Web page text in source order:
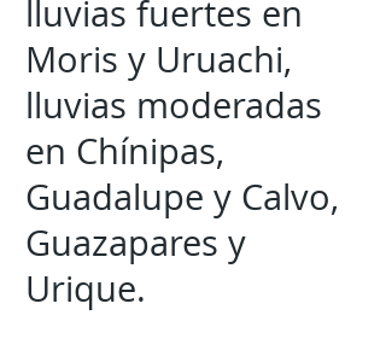
lluvias fuertes en
Moris y Uruachi,
lluvias moderadas
en Chínipas,
Guadalupe y Calvo,
Guazapares y
Urique.